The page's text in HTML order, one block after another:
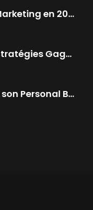
Les Métiers du Marketing en 2025
Co-branding : Stratégies Gagnantes pour Booster
Comment Faire son Personal Branding :